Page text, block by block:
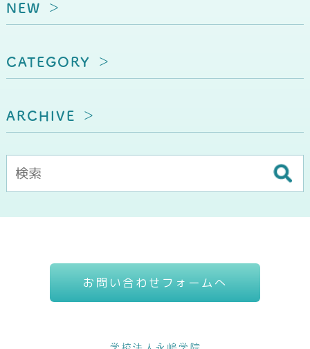
NEW
CATEGORY
ARCHIVE
お問い合わせフォームへ